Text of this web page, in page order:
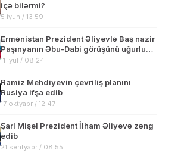
içə bilərmi?
5 iyun / 13:59
Ermənistan Prezident Əliyevlə Baş nazir
Paşınyanın Əbu-Dabi görüşünü uğurlu
hesab edir
11 iyul / 08:24
Ramiz Mehdiyevin çevriliş planını
Rusiya ifşa edib
17 oktyabr / 12:47
Şarl Mişel Prezident İlham Əliyevə zəng
edib
21 sentyabr / 08:55